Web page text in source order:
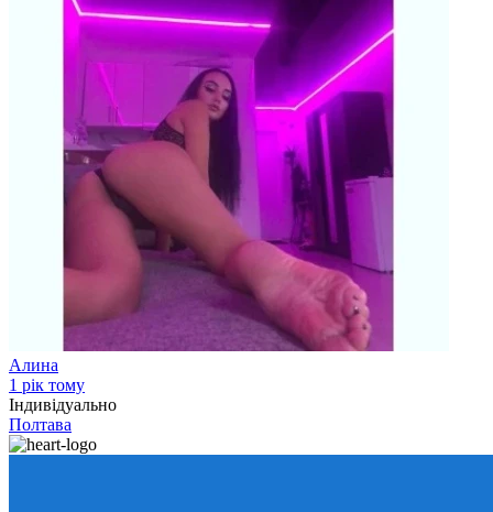
Алина
1 рік тому
Індивідуально
Полтава